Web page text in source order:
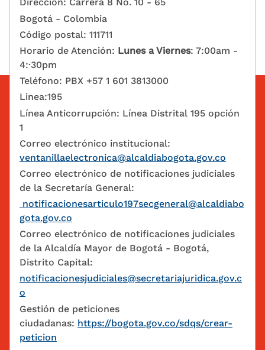
Dirección: Carrera 8 No. 10 - 65
Bogotá - Colombia
Código postal: 111711
Horario de Atención: Lunes a Viernes: 7:00am -
4:·30pm
Teléfono: PBX +57 1 601 3813000
Linea:195
Línea Anticorrupción: Línea Distrital 195 opción
1
Correo electrónico institucional:
ventanillaelectronica@alcaldiabogota.gov.co
Correo electrónico de notificaciones judiciales
de la Secretaría General:
notificacionesarticulo197secgeneral@alcaldiabo
gota.gov.co
Correo electrónico de notificaciones judiciales
de la Alcaldía Mayor de Bogotá - Bogotá,
Distrito Capital:
notificacionesjudiciales@secretariajuridica.gov.c
o
Gestión de peticiones
ciudadanas: https://bogota.gov.co/sdqs/crear-
peticion